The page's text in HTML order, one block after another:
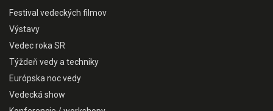
Festival vedeckých filmov
Výstavy
Vedec roka SR
Týždeň vedy a techniky
Európska noc vedy
Vedecká show